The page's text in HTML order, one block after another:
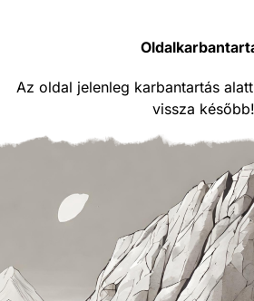
Az oldal jelenleg karbantartás
vissza később!